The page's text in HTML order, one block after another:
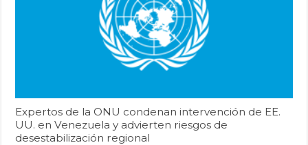
Expertos de la ONU condenan intervención de EE.
UU. en Venezuela y advierten riesgos de
desestabilización regional